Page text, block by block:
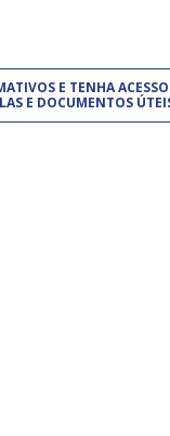
E TENHA ACESSO
E DOCUMENTOS